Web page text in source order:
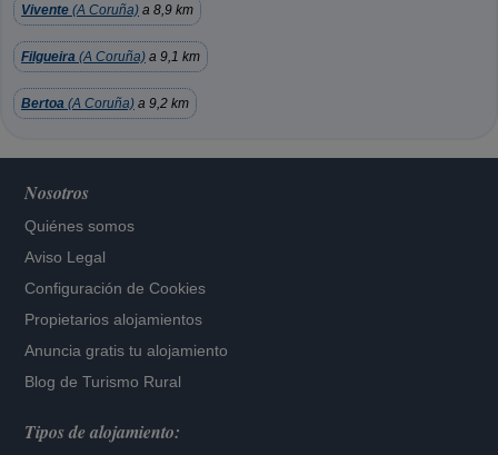
Vivente (A Coruña) a 8,9 km
Filgueira (A Coruña) a 9,1 km
Bertoa (A Coruña) a 9,2 km
Nosotros
Quiénes somos
Aviso Legal
Configuración de Cookies
Propietarios alojamientos
Anuncia gratis tu alojamiento
Blog de Turismo Rural
Tipos de alojamiento: